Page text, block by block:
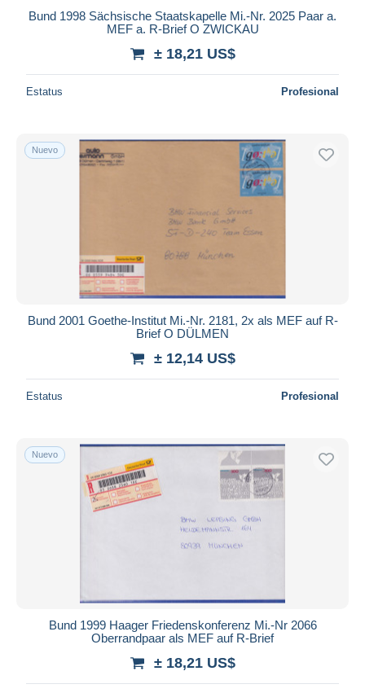
Bund 1998 Sächsische Staatskapelle Mi.-Nr. 2025 Paar a.
MEF a. R-Brief O ZWICKAU
± 18,21 US$
Estatus Profesional
Nuevo
Bund 2001 Goethe-Institut Mi.-Nr. 2181, 2x als MEF auf R-
Brief O DÜLMEN
± 12,14 US$
Estatus Profesional
Nuevo
Bund 1999 Haager Friedenskonferenz Mi.-Nr 2066
Oberrandpaar als MEF auf R-Brief
± 18,21 US$